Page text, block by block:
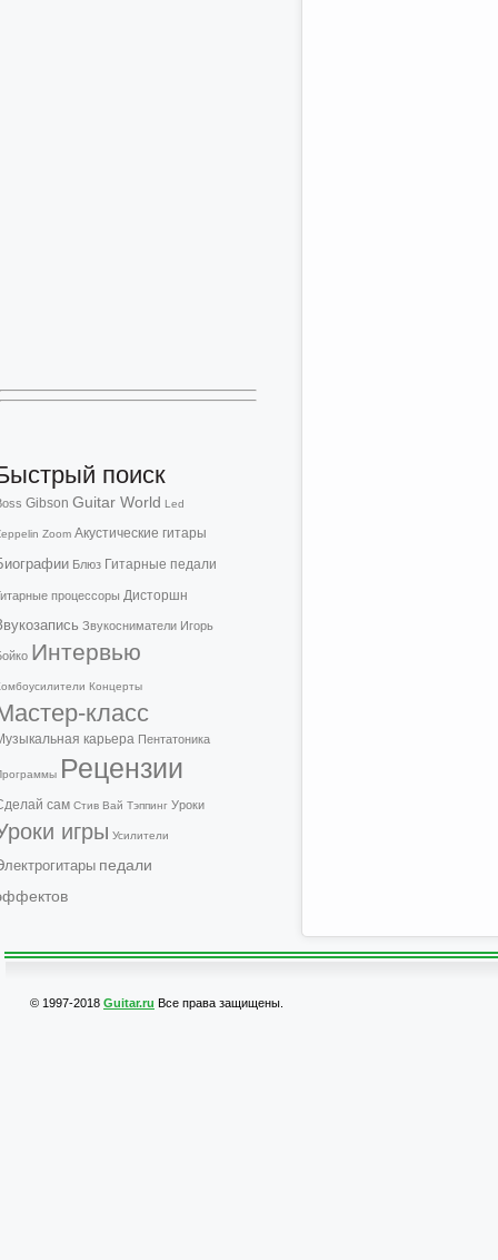
поиск
Gibson Guitar World Led
Zoom Акустические гитары
Блюз Гитарные педали
процессоры Дисторшн
Звукосниматели Игорь
Интервью
Концерты
класс
карьера Пентатоника
Рецензии
сам Стив Вай Тэппинг Уроки
игры Усилители
педали
© 1997-2018 Guitar.ru Все права защищены.